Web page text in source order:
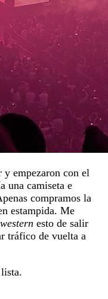
y empezaron con el
una camiseta e
compramos la
estampida. Me
esto de salir
tráfico de vuelta a